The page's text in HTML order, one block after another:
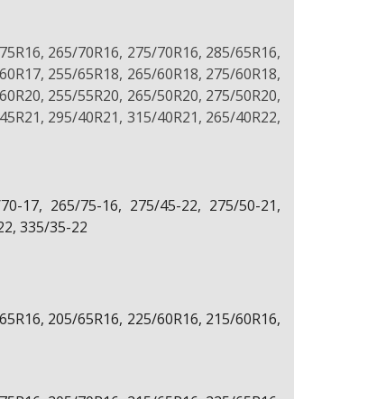
265/70R16, 275/70R16, 285/65R16,
255/65R18, 265/60R18, 275/60R18,
255/55R20, 265/50R20, 275/50R20,
295/40R21, 315/40R21, 265/40R22,
17, 265/75-16, 275/45-22, 275/50-21,
335/35-22
205/65R16, 225/60R16, 215/60R16,